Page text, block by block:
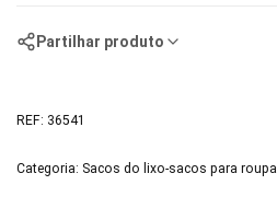
Partilhar produto
REF: 36541
Categoria: Sacos do lixo-sacos para roupa